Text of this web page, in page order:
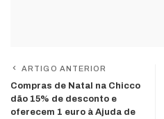
ARTIGO ANTERIOR
Compras de Natal na Chicco
dão 15% de desconto e
oferecem 1 euro à Ajuda de